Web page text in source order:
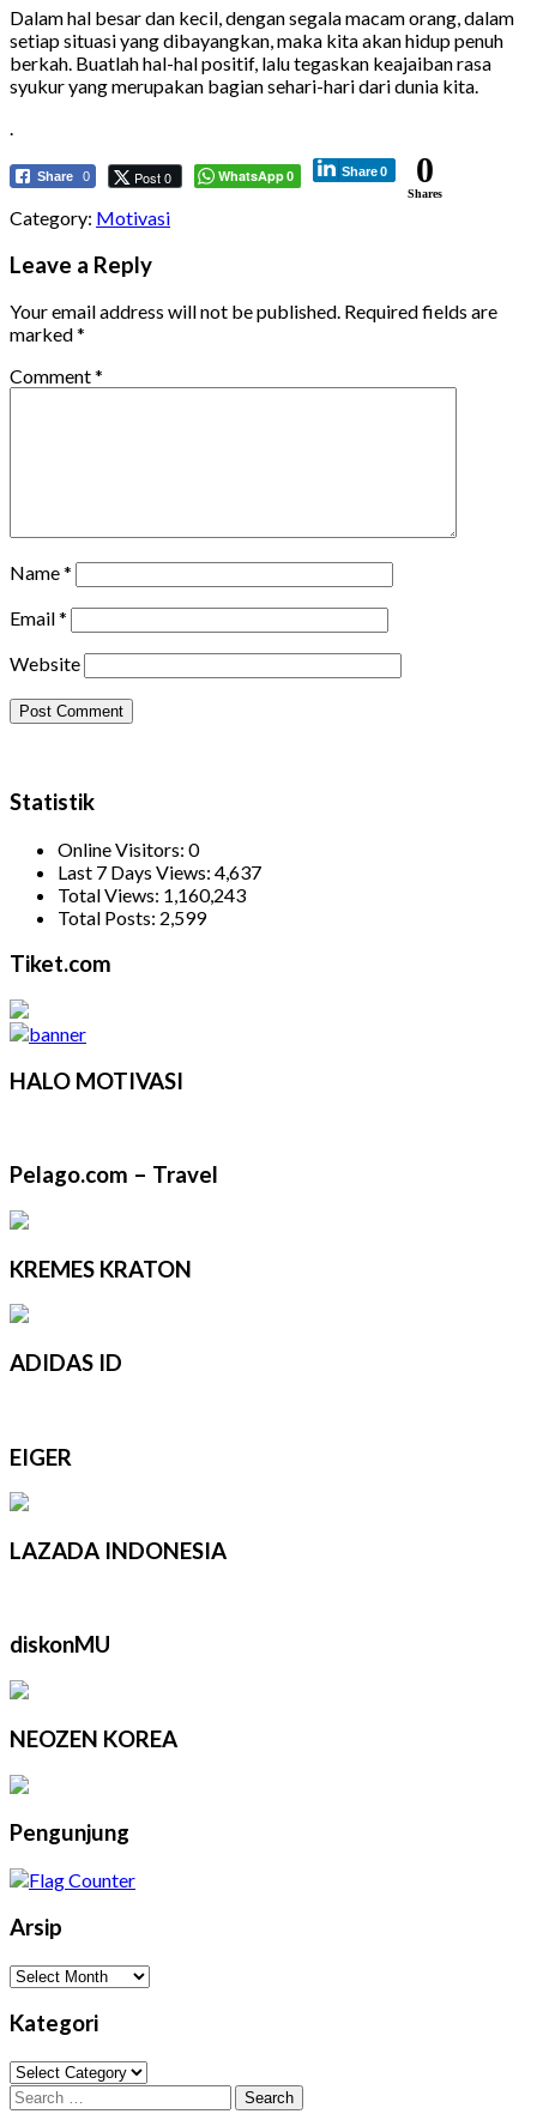
Dalam hal besar dan kecil, dengan segala macam orang, dalam
setiap situasi yang dibayangkan, maka kita akan hidup penuh
berkah. Buatlah hal-hal positif, lalu tegaskan keajaiban rasa
syukur yang merupakan bagian sehari-hari dari dunia kita.
.
Share 0 Post 0 WhatsApp0 Share0 0
Shares
Category: Motivasi
Leave a Reply
Your email address will not be published. Required fields are
marked*
Comment*
Name*
Email*
Website
Statistik
Online Visitors: 0
Last 7 Days Views: 4,637
Total Views: 1,160,243
Total Posts: 2,599
Tiket.com
HALO MOTIVASI
Pelago.com – Travel
KREMES KRATON
ADIDAS ID
EIGER
LAZADA INDONESIA
diskonMU
NEOZEN KOREA
Pengunjung
Arsip
Arsip
Kategori
Kategori
Search